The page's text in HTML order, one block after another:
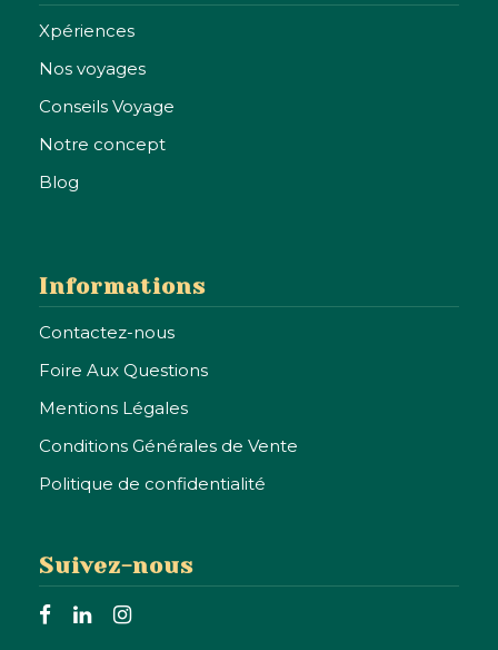
Xpériences
Nos voyages
Conseils Voyage
Notre concept
Blog
Informations
Contactez-nous
Foire Aux Questions
Mentions Légales
Conditions Générales de Vente
Politique de confidentialité
Suivez-nous